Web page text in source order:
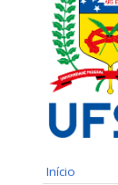
Início